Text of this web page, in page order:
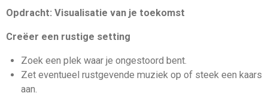
Opdracht: Visualisatie van je toekomst
Creëer een rustige setting
Zoek een plek waar je ongestoord bent.
Zet eventueel rustgevende muziek op of steek een kaars
aan.